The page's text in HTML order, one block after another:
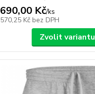
690,00 Kč/ks
570,25 Kč bez DPH
Zvolit variantu